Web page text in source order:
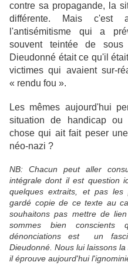
contre sa propagande, la
différente. Mais c'est
l'antisémitisme qui a
souvent teintée de
Dieudonné était ce qu'il
victimes qui avaient sur-
« rendu fou ».
Les mêmes aujourd'hui
situation de handicap ou
chose qui ait fait peser
néo-nazi ?
NB: Chacun peut aller
intégrale dont il est question
quelques extraits, et pas les
gardé copie de ce texte au
souhaitons pas mettre de
sommes bien
dénonciations est un
Dieudonné. Nous lui laissons
il éprouve aujourd'hui